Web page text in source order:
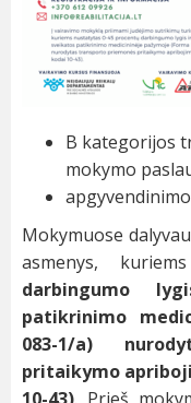
B kategorijos
mokymo
Mokymuose
asmenys,
darbingumo
patikrinimo
083-1/a)
pritaikymo